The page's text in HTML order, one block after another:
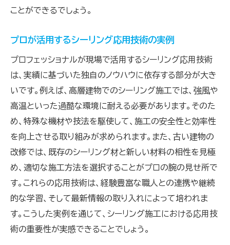
ことができるでしょう。
プロが活用するシーリング応用技術の実例
プロフェッショナルが現場で活用するシーリング応用技術
は、実績に基づいた独自のノウハウに依存する部分が大き
いです。例えば、高層建物でのシーリング施工では、強風や
高温といった過酷な環境に耐える必要があります。そのた
め、特殊な機材や技法を駆使して、施工の安全性と効率性
を向上させる取り組みが求められます。また、古い建物の
改修では、既存のシーリング材と新しい材料の相性を見極
め、適切な施工方法を選択することがプロの腕の見せ所で
す。これらの応用技術は、経験豊富な職人との連携や継続
的な学習、そして最新情報の取り入れによって培われま
す。こうした実例を通じて、シーリング施工における応用技
術の重要性が実感できることでしょう。